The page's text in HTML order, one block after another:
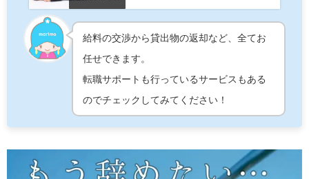
給料の交渉から貸出物の返却など、全てお
任せできます。
転職サポートも行っているサービスもある
のでチェックしてみてください！